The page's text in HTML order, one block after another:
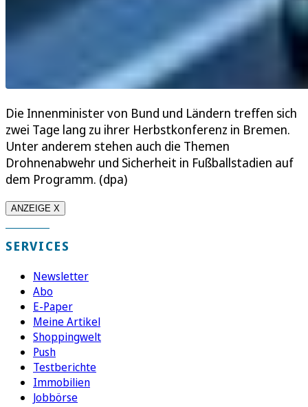
Die Innenminister von Bund und Ländern treffen sich
zwei Tage lang zu ihrer Herbstkonferenz in Bremen.
Unter anderem stehen auch die Themen
Drohnenabwehr und Sicherheit in Fußballstadien auf
dem Programm. (dpa)
ANZEIGE X
SERVICES
Newsletter
Abo
E-Paper
Meine Artikel
Shoppingwelt
Push
Testberichte
Immobilien
Jobbörse